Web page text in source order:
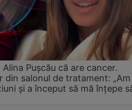
Pușcău că are cancer.
din salonul de tratament:
și a început să mă înțepe